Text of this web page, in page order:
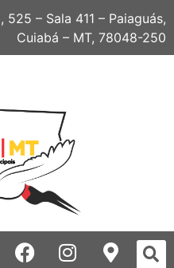
525 – Sala 411 – Paiaguás,
Cuiabá – MT, 78048-250